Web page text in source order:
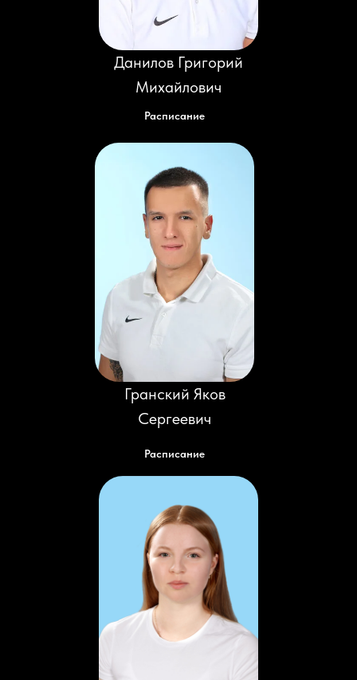
Расписание
Данилов Григорий
Михайлович
Гранский Яков
Сергеевич
Расписание